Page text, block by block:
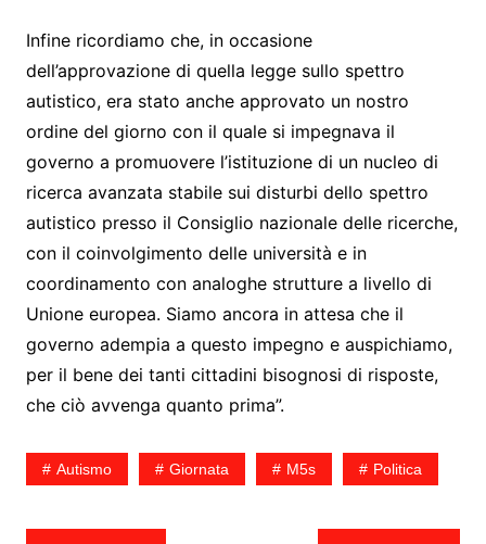
Infine ricordiamo che, in occasione
dell’approvazione di quella legge sullo spettro
autistico, era stato anche approvato un nostro
ordine del giorno con il quale si impegnava il
governo a promuovere l’istituzione di un nucleo di
ricerca avanzata stabile sui disturbi dello spettro
autistico presso il Consiglio nazionale delle ricerche,
con il coinvolgimento delle università e in
coordinamento con analoghe strutture a livello di
Unione europea. Siamo ancora in attesa che il
governo adempia a questo impegno e auspichiamo,
per il bene dei tanti cittadini bisognosi di risposte,
che ciò avvenga quanto prima”.
Autismo Giornata M5s Politica